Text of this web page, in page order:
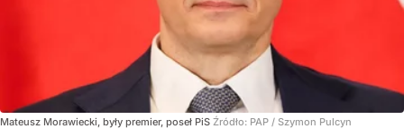
Mateusz Morawiecki, były premier, poseł PiS Źródło: PAP / Szymon Pulcyn